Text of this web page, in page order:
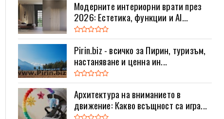
Модерните интериорни врати през
2026: Естетика, функции и AI...
Pirin.biz - всичко за Пирин, туризъм,
настаняване и ценна ин...
Архитектура на вниманието в
движение: Какво всъщност са игра...